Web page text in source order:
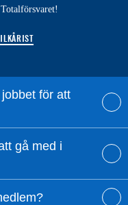
för att
gå med i